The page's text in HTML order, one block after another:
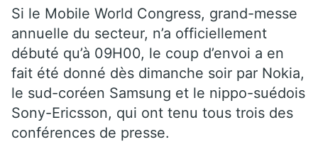
Si le Mobile World Congress, grand-messe
annuelle du secteur, n’a officiellement
débuté qu’à 09H00, le coup d’envoi a en
fait été donné dès dimanche soir par Nokia,
le sud-coréen Samsung et le nippo-suédois
Sony-Ericsson, qui ont tenu tous trois des
conférences de presse.